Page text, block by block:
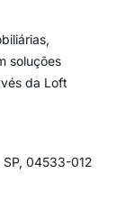
soluções
da Loft
SP, 04533-012